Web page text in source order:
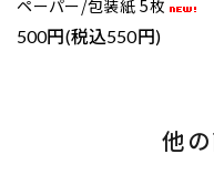
ペーパー/包装紙 5枚
500円(税込550円)
他